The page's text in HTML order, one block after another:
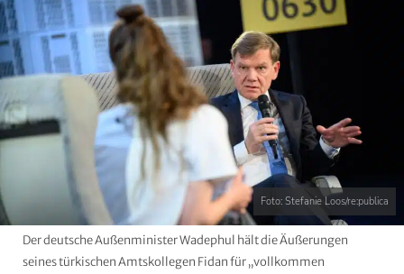
Foto: Stefanie Loos/re:publica
Der deutsche Außenminister Wadephul hält die Äußerungen
seines türkischen Amtskollegen Fidan für „vollkommen